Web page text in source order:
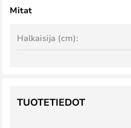
Mitat
Halkaisija (cm):
TUOTETIEDOT